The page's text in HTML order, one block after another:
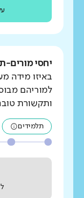
יחסי מורים-
באיזו מידה
למוריהם
ותקשורת
תלמידים